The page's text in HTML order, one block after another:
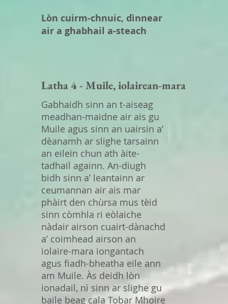
Lòn cuirm-chnuic, dìnnear
air a ghabhail a-steach
Latha 4 - Muile, iolairean-mara
Gabhaidh sinn an t-aiseag
meadhan-maidne air ais gu
Muile agus sinn an uairsin a’
dèanamh ar slighe tarsainn
an eilein chun ath àite-
tadhail againn. An-diugh
bidh sinn a’ leantainn ar
ceumannan air ais mar
phàirt den chùrsa mus tèid
sinn còmhla ri eòlaiche
nàdair airson cuairt-dànachd
a’ coimhead airson an
iolaire-mara iongantach
agus fiadh-bheatha eile ann
am Muile. Às deidh lòn
ionadail, nì sinn ar slighe gu
baile beag cala Tobar Mhoire